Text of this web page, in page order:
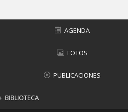
AGENDA
FOTOS
PUBLICACIONES
BIBLIOTECA